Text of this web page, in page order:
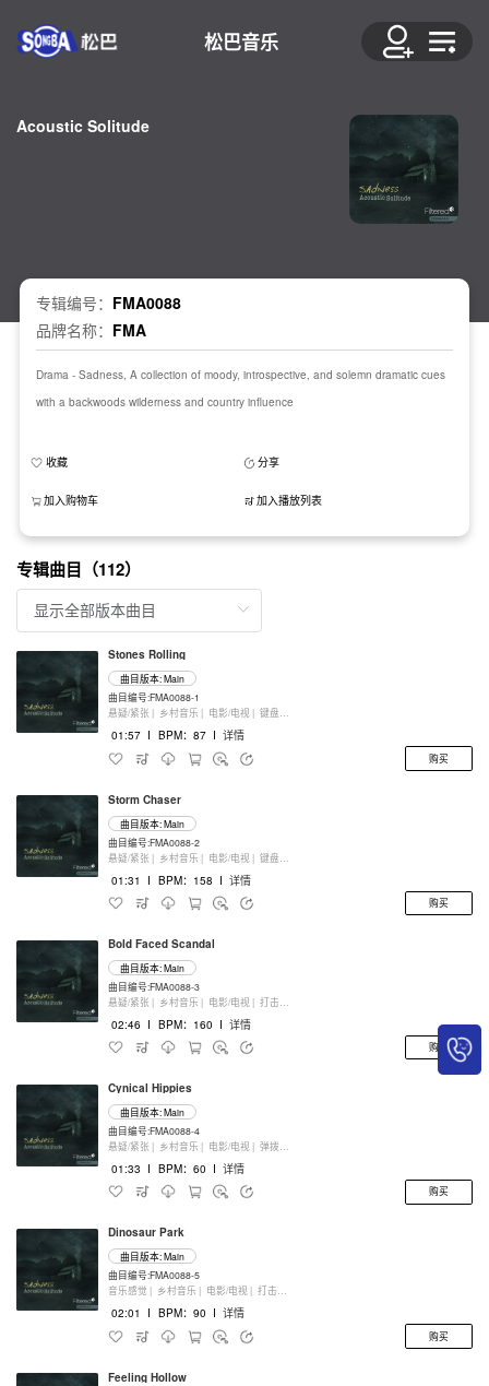
松巴音乐
Acoustic Solitude
专辑编号： FMA0088
品牌名称： FMA
Drama - Sadness, A collection of moody, introspective, and solemn dramatic cues
with a backwoods wilderness and country influence
收藏 分享
加入购物车 加入播放列表
专辑曲目（112）
Stones Rolling
曲目版本: Main
曲目编号:FMA0088-1
悬疑/紧张 | 乡村音乐 | 电影/电视 | 键盘乐器
01:57 I BPM：87 I 详情
购买
Storm Chaser
曲目版本: Main
曲目编号:FMA0088-2
悬疑/紧张 | 乡村音乐 | 电影/电视 | 键盘乐器
01:31 I BPM：158 I 详情
购买
Bold Faced Scandal
曲目版本: Main
曲目编号:FMA0088-3
悬疑/紧张 | 乡村音乐 | 电影/电视 | 打击乐器
02:46 I BPM：160 I 详情
购买
Cynical Hippies
曲目版本: Main
曲目编号:FMA0088-4
悬疑/紧张 | 乡村音乐 | 电影/电视 | 弹拨乐器
01:33 I BPM：60 I 详情
购买
Dinosaur Park
曲目版本: Main
曲目编号:FMA0088-5
音乐感觉 | 乡村音乐 | 电影/电视 | 打击乐器
02:01 I BPM：90 I 详情
购买
Feeling Hollow